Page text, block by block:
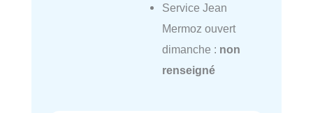
Service Jean
Mermoz ouvert
dimanche : non
renseigné